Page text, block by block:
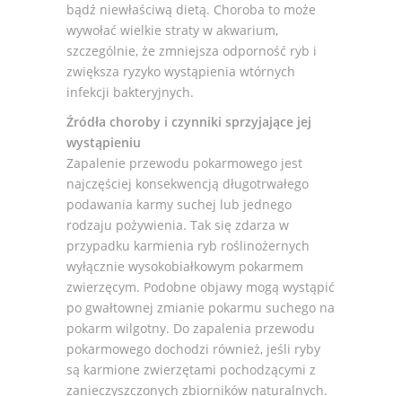
bądź niewłaściwą dietą. Choroba to może
wywołać wielkie straty w akwarium,
szczególnie, że zmniejsza odporność ryb i
zwiększa ryzyko wystąpienia wtórnych
infekcji bakteryjnych.
Źródła choroby i czynniki sprzyjające jej
wystąpieniu
Zapalenie przewodu pokarmowego jest
najczęściej konsekwencją długotrwałego
podawania karmy suchej lub jednego
rodzaju pożywienia. Tak się zdarza w
przypadku karmienia ryb roślinożernych
wyłącznie wysokobiałkowym pokarmem
zwierzęcym. Podobne objawy mogą wystąpić
po gwałtownej zmianie pokarmu suchego na
pokarm wilgotny. Do zapalenia przewodu
pokarmowego dochodzi również, jeśli ryby
są karmione zwierzętami pochodzącymi z
zanieczyszczonych zbiorników naturalnych.